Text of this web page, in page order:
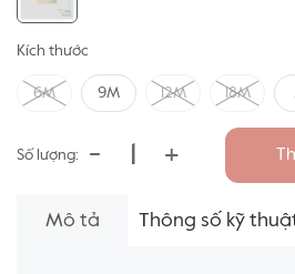
Kích thước
6M 9M 12M 18M
Số lượng: - +
Mô tả Thông số kỹ